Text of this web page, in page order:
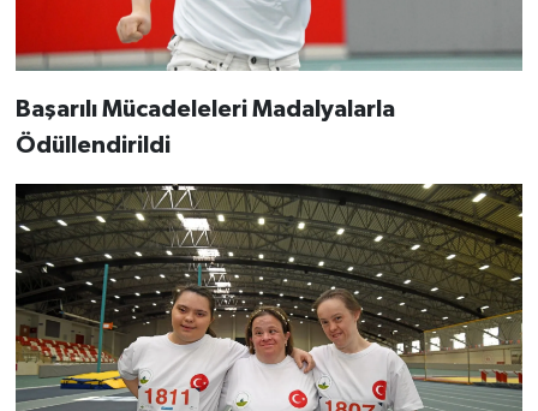
Başarılı Mücadeleleri Madalyalarla
Ödüllendirildi